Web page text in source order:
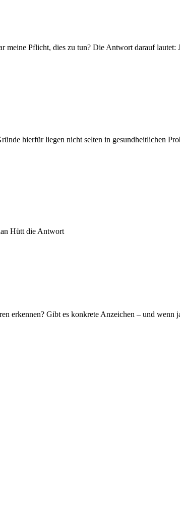
meine Pflicht, dies zu tun? Die Antwort darauf
hierfür liegen nicht selten in gesundheitlichen
Hütt die Antwort
erkennen? Gibt es konkrete Anzeichen – und wenn